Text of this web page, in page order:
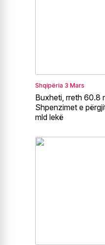
Shqipëria 3 Mars
Buxheti, rreth 60.8
Shpenzimet e
mld lekë